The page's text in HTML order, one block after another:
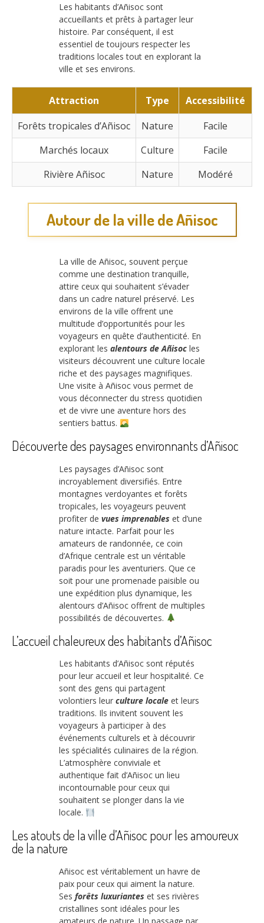
Les habitants d’Añisoc sont
accueillants et prêts à partager leur
histoire. Par conséquent, il est
essentiel de toujours respecter les
traditions locales tout en explorant la
ville et ses environs.
Attraction Type
Accessibilité
Forêts tropicales d’Añisoc
Nature
Facile
Marchés locaux
Culture
Facile
Rivière Añisoc
Nature Modéré
Autour de la ville de Añisoc
La ville de Añisoc, souvent perçue
comme une destination tranquille,
attire ceux qui souhaitent s’évader
dans un cadre naturel préservé. Les
environs de la ville offrent une
multitude d’opportunités pour les
voyageurs en quête d’authenticité. En
explorant les alentours de Añisoc les
visiteurs découvrent une culture locale
riche et des paysages magnifiques.
Une visite à Añisoc vous permet de
vous déconnecter du stress quotidien
et de vivre une aventure hors des
sentiers battus.
Découverte des paysages environnants d’Añisoc
Les paysages d’Añisoc sont
incroyablement diversifiés. Entre
montagnes verdoyantes et forêts
tropicales, les voyageurs peuvent
profiter de vues imprenables et d’une
nature intacte. Parfait pour les
amateurs de randonnée, ce coin
d’Afrique centrale est un véritable
paradis pour les aventuriers. Que ce
soit pour une promenade paisible ou
une expédition plus dynamique, les
alentours d’Añisoc offrent de multiples
possibilités de découvertes.
L’accueil chaleureux des habitants d’Añisoc
Les habitants d’Añisoc sont réputés
pour leur accueil et leur hospitalité. Ce
sont des gens qui partagent
volontiers leur culture locale et leurs
traditions. Ils invitent souvent les
voyageurs à participer à des
événements culturels et à découvrir
les spécialités culinaires de la région.
L’atmosphère conviviale et
authentique fait d’Añisoc un lieu
incontournable pour ceux qui
souhaitent se plonger dans la vie
locale.
Les atouts de la ville d’Añisoc pour les amoureux
de la nature
Añisoc est véritablement un havre de
paix pour ceux qui aiment la nature.
Ses forêts luxuriantes et ses rivières
cristallines sont idéales pour les
amateurs de nature. Un passage par